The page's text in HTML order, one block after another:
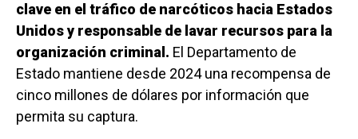
clave en el tráfico de narcóticos hacia Estados
Unidos y responsable de lavar recursos para la
organización criminal. El Departamento de
Estado mantiene desde 2024 una recompensa de
cinco millones de dólares por información que
permita su captura.